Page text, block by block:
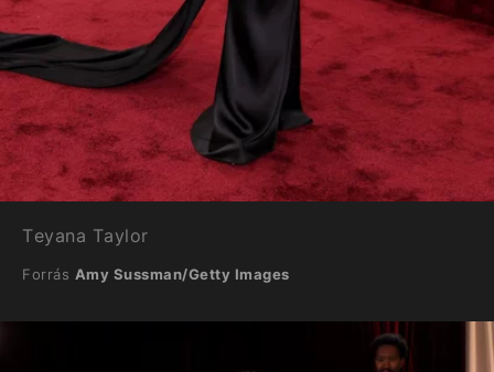
Teyana Taylor
Forrás Amy Sussman/Getty Images